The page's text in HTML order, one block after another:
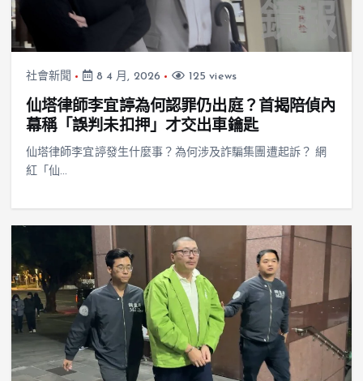
社會新聞 8 4 月, 2026 125 views
仙塔律師李宜諪為何認罪仍出庭？首揭陪偵內
幕稱「誤判未扣押」才交出車鑰匙
仙塔律師李宜諪發生什麼事？為何涉及詐騙集團遭起訴？ 網
紅「仙…